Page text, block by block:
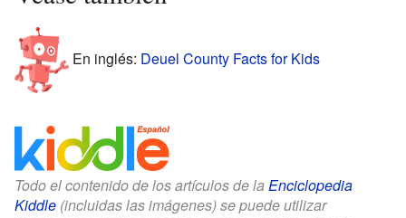
En inglés: Deuel County Facts for Kids
Todo el contenido de los artículos de la Enciclopedia
Kiddle (incluidas las imágenes) se puede utilizar